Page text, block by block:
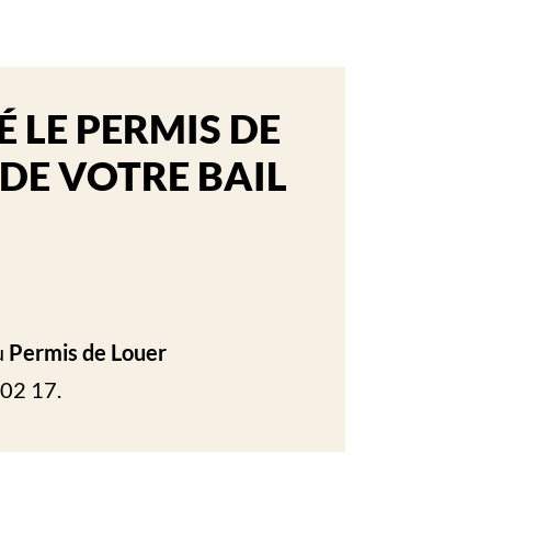
LE PERMIS DE
VOTRE BAIL
Permis de Louer
17.